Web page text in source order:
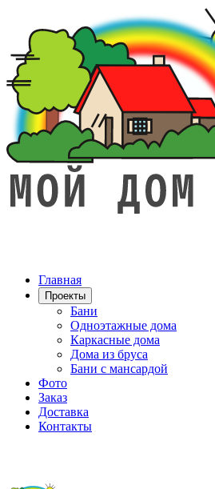
Главная
Проекты
Бани
Одноэтажные дома
Каркасные дома
Дома из бруса
Бани с мансардой
Фото
Заказ
Доставка
Контакты